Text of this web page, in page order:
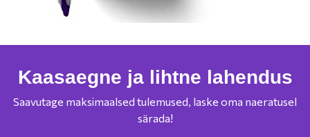
Kaasaegne ja lihtne lahendus
Saavutage maksimaalsed tulemused, laske oma naeratusel
särada!